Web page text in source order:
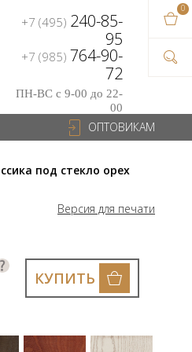
+7 (495) 240-85-
95
+7 (985) 764-90-
72
ПН-ВС с 9-00 до 22-
00
ОПТОВИКАМ
под стекло орех
Версия для печати
КУПИТЬ
0
В
на